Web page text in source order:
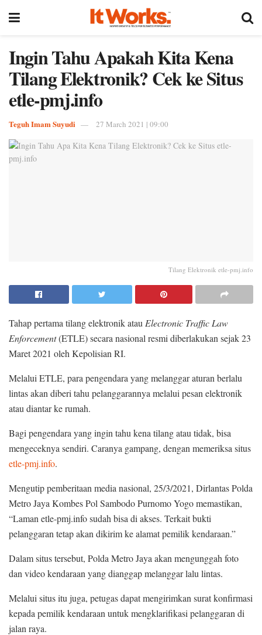
Ingin Tahu Apakah Kita Kena
Tilang Elektronik? Cek ke Situs
etle-pmj.info
Teguh Imam Suyudi 27 March 2021 | 09:00
Tilang Elektronik etle-pmj.info
Tahap pertama tilang elektronik atau Electronic Traffic Law
Enforcement(ETLE) secara nasional resmi diberlakukan sejak 23
Maret 2021 oleh Kepolisian RI.
Melalui ETLE, para pengendara yang melanggar aturan berlalu
lintas akan diberi tahu pelanggarannya melalui pesan elektronik
atau diantar ke rumah.
Bagi pengendara yang ingin tahu kena tilang atau tidak, bisa
mengeceknya sendiri. Caranya gampang, dengan memeriksa situs
etle-pmj.info.
Mengutip pemberitaan media nasional, 25/3/2021, Dirlantas Polda
Metro Jaya Kombes Pol Sambodo Purnomo Yogo memastikan,
“Laman etle-pmj.info sudah bisa di akses. Terkait bukti
pelanggaran tetap akan dikirim ke alamat pemilik kendaraan.”
Dalam situs tersebut, Polda Metro Jaya akan mengunggah foto
dan video kendaraan yang dianggap melanggar lalu lintas.
Melalui situs itu juga, petugas dapat mengirimkan surat konfirmasi
kepada pemilik kendaraan untuk mengklarifikasi pelanggaran di
jalan raya.